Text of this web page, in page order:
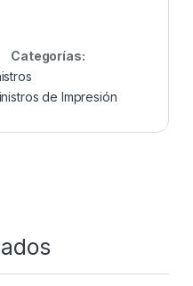
Categorías:
de Impresión